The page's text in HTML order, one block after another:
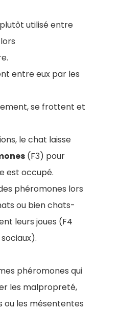
utilisé entre
entre eux par les
se frottent et
le chat laisse
(F3) pour
est occupé.
phéromones lors
ou bien chats-
leurs joues (F4
phéromones qui
les malpropreté,
ou les mésententes